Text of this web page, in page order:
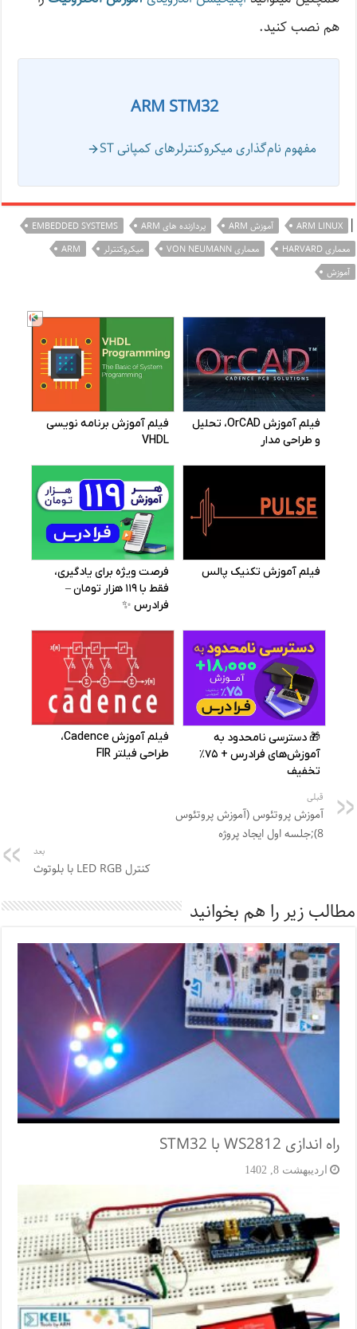
هم نصب کنید.
ARM STM32
مفهوم نام‌گذاری میکروکنترلرهای کمپانی ST
|
ARM LINUX آموزش ARM پردازنده های ARM
EMBEDDED SYSTEMS
معماری HARVARD
معماری VON NEUMANN میکروکنترلر
ARM
آموزش
قبلی
آموزش پروتئوس (آموزش پروتئوس
8);جلسه اول ایجاد پروژه
بعد
کنترل LED RGB با بلوتوث
مطالب زیر را هم بخوانید
راه اندازی WS2812 با STM32
اردیبهشت 8, 1402